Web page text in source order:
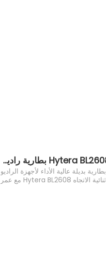
Hytera BL2608 بطارية راديو ثنائية الاتجاه
بطارية بديلة عالية الأداء لأجهزة الراديو
ثنائية الاتجاه Hytera BL2608 مع عمر